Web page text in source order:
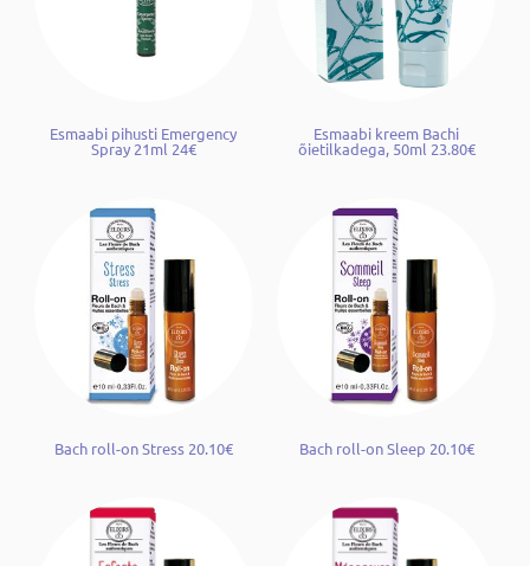
Esmaabi pihusti Emergency
Spray 21ml 24€
Esmaabi kreem Bachi
õietilkadega, 50ml 23.80€
Bach roll-on Stress 20.10€ Bach roll-on Sleep 20.10€